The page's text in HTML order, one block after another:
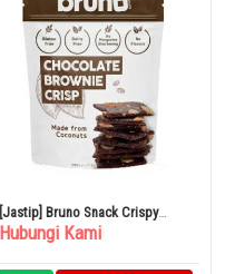
[Jastip] Bruno Snack Crispy
Brownie 60g x 12 Tas
Hubungi Kami